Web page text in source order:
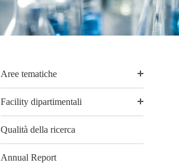
Aree tematiche
Facility dipartimentali
Qualità della ricerca
Annual Report
content